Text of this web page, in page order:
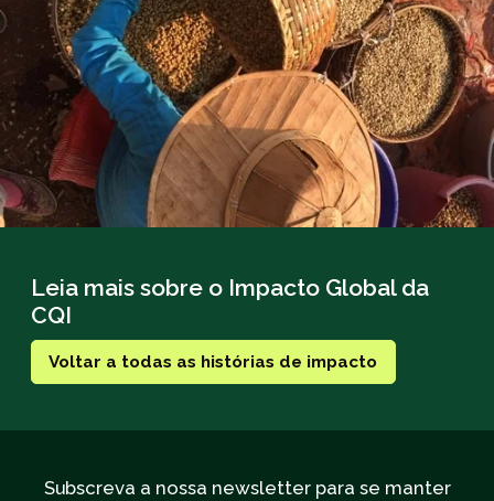
Leia mais sobre o Impacto Global da
CQI
Voltar a todas as histórias de impacto
Subscreva a nossa newsletter para se manter